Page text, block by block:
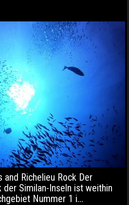
and Richelieu Rock Der
der Similan-Inseln ist weithin
Nummer 1 i...